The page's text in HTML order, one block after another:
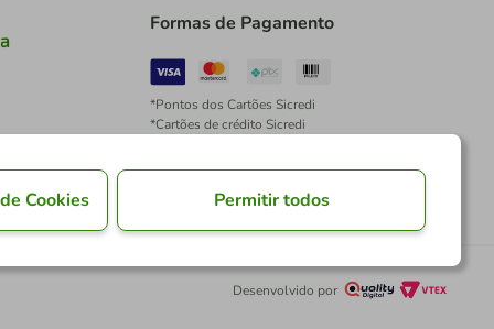
Formas de Pagamento
*Pontos dos Cartões Sicredi
*Cartões de crédito Sicredi
Desenvolvido por
Cookies Permitir todos